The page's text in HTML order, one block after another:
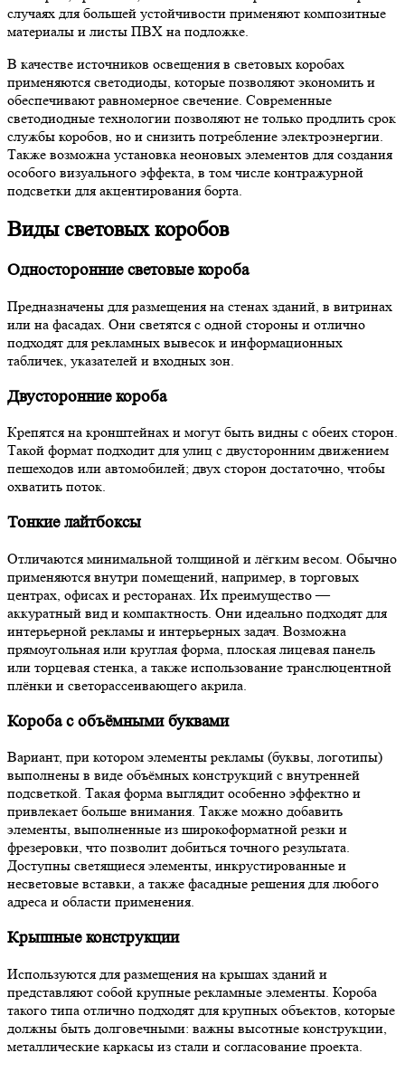
случаях для большей устойчивости применяют композитные
материалы и листы ПВХ на подложке.
В качестве источников освещения в световых коробах
применяются светодиоды, которые позволяют экономить и
обеспечивают равномерное свечение. Современные
светодиодные технологии позволяют не только продлить срок
службы коробов, но и снизить потребление электроэнергии.
Также возможна установка неоновых элементов для создания
особого визуального эффекта, в том числе контражурной
подсветки для акцентирования борта.
Виды световых коробов
Односторонние световые короба
Предназначены для размещения на стенах зданий, в витринах
или на фасадах. Они светятся с одной стороны и отлично
подходят для рекламных вывесок и информационных
табличек, указателей и входных зон.
Двусторонние короба
Крепятся на кронштейнах и могут быть видны с обеих сторон.
Такой формат подходит для улиц с двусторонним движением
пешеходов или автомобилей; двух сторон достаточно, чтобы
охватить поток.
Тонкие лайтбоксы
Отличаются минимальной толщиной и лёгким весом. Обычно
применяются внутри помещений, например, в торговых
центрах, офисах и ресторанах. Их преимущество —
аккуратный вид и компактность. Они идеально подходят для
интерьерной рекламы и интерьерных задач. Возможна
прямоугольная или круглая форма, плоская лицевая панель
или торцевая стенка, а также использование транслюцентной
плёнки и светорассеивающего акрила.
Короба с объёмными буквами
Вариант, при котором элементы рекламы (буквы, логотипы)
выполнены в виде объёмных конструкций с внутренней
подсветкой. Такая форма выглядит особенно эффектно и
привлекает больше внимания. Также можно добавить
элементы, выполненные из широкоформатной резки и
фрезеровки, что позволит добиться точного результата.
Доступны светящиеся элементы, инкрустированные и
несветовые вставки, а также фасадные решения для любого
адреса и области применения.
Крышные конструкции
Используются для размещения на крышах зданий и
представляют собой крупные рекламные элементы. Короба
такого типа отлично подходят для крупных объектов, которые
должны быть долговечными: важны высотные конструкции,
металлические каркасы из стали и согласование проекта.